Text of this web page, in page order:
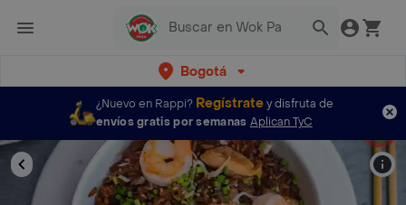
Bogotá
¿Nuevo en Rappi? Regístratey disfruta de
envíos gratis por semanas Aplican TyC